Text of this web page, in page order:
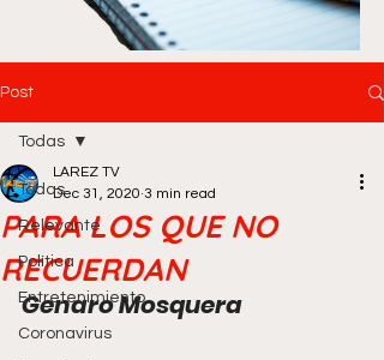
Post
Todas
Relevante
Política
Entretenimiento
Coronavirus
Todas
PARA LOS QUE NO
RECUERDAN
LAREZ TV
Dec 31, 2020 3 min read
Genaro Mosquera